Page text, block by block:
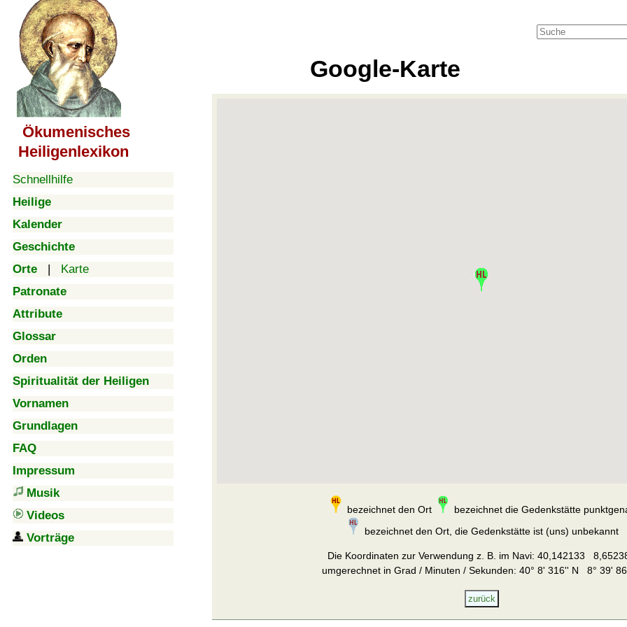
Ökumenisches
Heiligenlexikon
Schnellhilfe
Heilige
Kalender
Geschichte
Orte | Karte
Patronate
Attribute
Glossar
Orden
Spiritualität der Heiligen
Vornamen
Grundlagen
FAQ
Impressum
Musik
Videos
Vorträge
Google-Karte
bezeichnet den Ort
bezeichnet die Gedenkstätte
bezeichnet den Ort, die Gedenkstätte ist (uns) unbekannt
Die Koordinaten zur Verwendung z. B. im Navi: 40,142133
umgerechnet in Grad / Minuten / Sekunden: 40° 8' 316'' N 8° 39'